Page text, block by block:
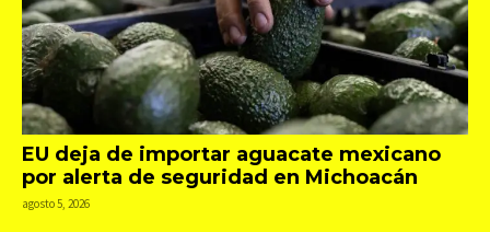
EU deja de importar aguacate mexicano
por alerta de seguridad en Michoacán
agosto 5, 2026